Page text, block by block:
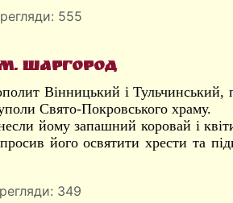
555
Шаргород
Вінницький і Тульчинський,
Свято-Покровського храму.
йому запашний коровай і
його освятити хрести та
349